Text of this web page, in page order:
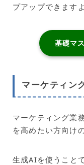
プアップできますよ
基礎マ
マーケティン
マーケティング業
を高めたい方向け
生成AIを使うこと